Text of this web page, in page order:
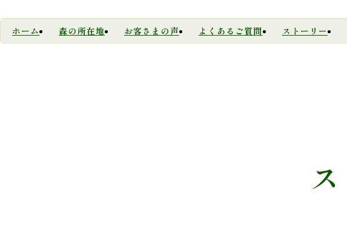
ホーム 森の所在地 お客さまの声 よくあるご質問 ストーリー
ス